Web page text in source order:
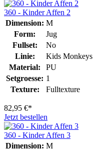
360 - Kinder Affen 2
Dimension: M
Form:
Jug
Fullset:
No
Linie:
Kids Monkeys
Material:
PU
Setgroesse: 1
Texture:
Fulltexture
82,95 €*
Jetzt bestellen
360 - Kinder Affen 3
Dimension: M